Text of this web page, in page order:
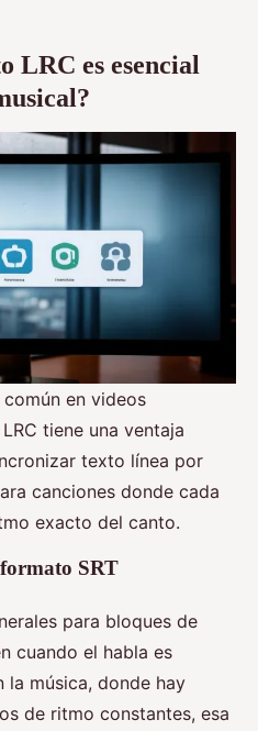
LRC es esencial
en videos
tiene una ventaja
texto línea por
canciones donde cada
exacto del canto.
SRT
para bloques de
cuando el habla es
la música, donde hay
de ritmo constantes, esa